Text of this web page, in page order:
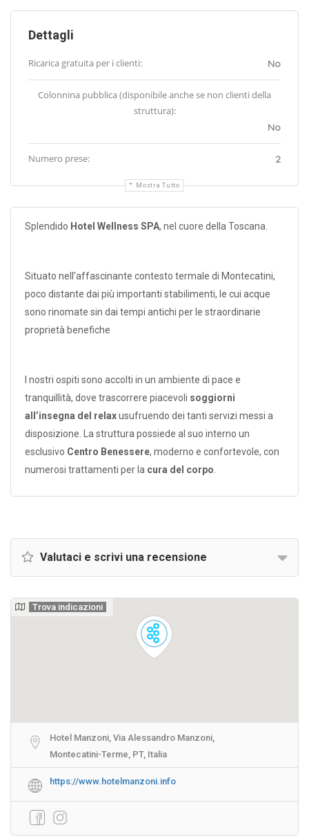
Dettagli
Ricarica gratuita per i clienti: No
Colonnina pubblica (disponibile anche se non clienti della
struttura):
No
Numero prese: 2
Mostra Tutto
Splendido Hotel Wellness SPA, nel cuore della Toscana.
Situato nell’affascinante contesto termale di Montecatini,
poco distante dai più importanti stabilimenti, le cui acque
sono rinomate sin dai tempi antichi per le straordinarie
proprietà benefiche
I nostri ospiti sono accolti in un ambiente di pace e
tranquillità, dove trascorrere piacevoli soggiorni
all’insegna del relaxusufruendo dei tanti servizi messi a
disposizione. La struttura possiede al suo interno un
esclusivo Centro Benessere, moderno e confortevole, con
numerosi trattamenti per la cura del corpo
Valutaci e scrivi una recensione
Trova indicazioni
Hotel Manzoni, Via Alessandro Manzoni,
Montecatini-Terme, PT, Italia
https://www.hotelmanzoni.info